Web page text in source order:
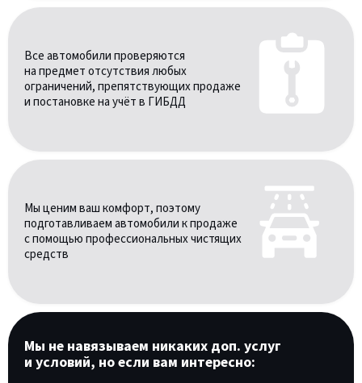
Все автомобили проверяются
на предмет отсутствия любых
ограничений, препятствующих продаже
и постановке на учёт в ГИБДД
Мы ценим ваш комфорт, поэтому
подготавливаем автомобили к продаже
с помощью профессиональных чистящих
средств
Мы не навязываем никаких доп. услуг
и условий, но если вам интересно: